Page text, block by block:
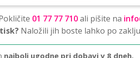
01 77 77 710ali pišite na
Naložili jih boste lahko po
najbolj ugodne pri dobavi v 8 dneh.